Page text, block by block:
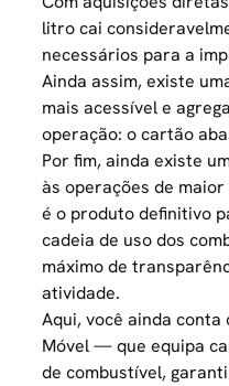
litro cai
necessários para a
Ainda assim, existe
mais acessível e
operação: ocartão
Por fim, ainda existe
às operações de
é o produto definitivo
cadeia de uso dos
máximo de
atividade.
Aqui, você ainda conta
Móvel — que equipa
de combustível,